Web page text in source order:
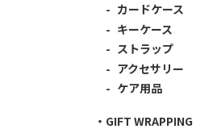
カードケース
キーケース
ストラップ
アクセサリー
ケア用品
GIFT WRAPPING